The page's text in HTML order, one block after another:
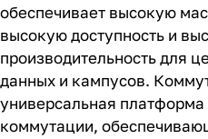
обеспечивает высокую
высокую доступность и
производительность для
данных и кампусов.
универсальная
коммутации,